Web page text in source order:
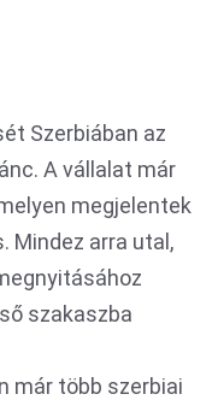
Szerbiában az
A vállalat már
megjelentek
Mindez arra utal,
szakaszba
már több szerbiai